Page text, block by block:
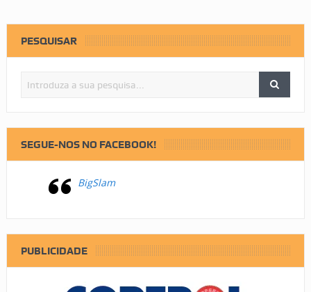
PESQUISAR
SEGUE-NOS NO FACEBOOK!
BigSlam
PUBLICIDADE